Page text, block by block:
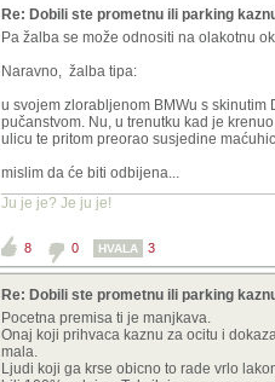
Re: Dobili ste prometnu ili parking
Pa žalba se može odnositi na olakotnu
Naravno, žalba tipa:
u svojem zlorabljenom BMWu s
pučanstvom. Nu, u trenutku kad je
ulicu te pritom preorao susjedine
mislim da će biti odbijena...
Ju je je? Je ju je!
8 0 HVALA 3
Re: Dobili ste prometnu ili parking
Pocetna premisa ti je manjkava.
Onaj koji prihvaca kaznu za ocitu i
mala.
Ljudi koji ga krse obicno to rade vrlo